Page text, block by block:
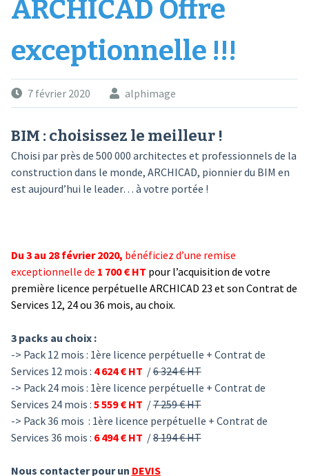
ARCHICAD Offre
exceptionnelle !!!
7 février 2020 alphimage
BIM : choisissez le meilleur !
Choisi par près de 500 000 architectes et professionnels de la
construction dans le monde, ARCHICAD, pionnier du BIM en
est aujourd’hui le leader… à votre portée !
Du 3 au 28 février 2020, bénéficiez d’une remise
exceptionnelle de 1 700 € HT pour l’acquisition de votre
première licence perpétuelle ARCHICAD 23 et son Contrat de
Services 12, 24 ou 36 mois, au choix.
3 packs au choix :
-> Pack 12 mois : 1ère licence perpétuelle + Contrat de
Services 12 mois : 4 624 € HT /6 324 € HT
-> Pack 24 mois : 1ère licence perpétuelle + Contrat de
Services 24 mois : 5 559 € HT /7 259 € HT
-> Pack 36 mois : 1ère licence perpétuelle + Contrat de
Services 36 mois : 6 494 € HT /8 194 € HT
Nous contacter pour un DEVIS